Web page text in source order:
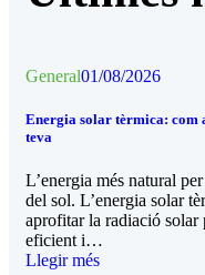
General01/08/2026
Energia solar tèrmica: com
teva
L’energia més natural
del sol. L’energia solar
aprofitar la radiació solar
eficient i…
Llegir més